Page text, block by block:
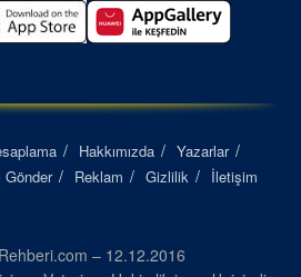
Hakkımızda
Yazarlar
Gönder Reklam Gizlilik İletişim
– 12.12.2016